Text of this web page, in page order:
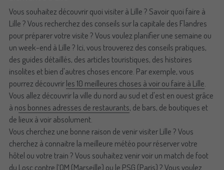
Vous souhaitez découvrir quoi visiter à Lille ? Savoir quoi faire à
Lille ? Vous recherchez des conseils sur la capitale des Flandres
pour préparer votre visite ? Vous voulez planifier une semaine ou
un week-end à Lille ? Ici, vous trouverez des conseils pratiques,
des guides détaillés, des articles touristiques, des histoires
insolites et bien d'autres choses encore. Par exemple, vous
pourrez découvrir les 10 meilleures choses à voir ou faire à Lille
Vous allez découvrir la ville du nord au sud et d'est en ouest grâce
à nos bonnes adresses de restaurants, de bars, de boutiques et
de lieux à voir absolument.
Vous cherchez une bonne raison de venir visiter Lille ? Vous
cherchez à connaitre la meilleure météo pour réserver votre
hôtel ou votre train ? Vous souhaitez venir voir un match de foot
du Losc contre l’OM (Marseille) ou le PSG (Paris) ? Vous voulez